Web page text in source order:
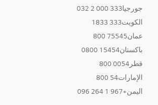
جورجيا333 000 2 032
الكويت333 1833
عمان75545 800
باكستان15454 0800
قطر0054 800
الإمارات54 800
اليمن+967 1 264 096